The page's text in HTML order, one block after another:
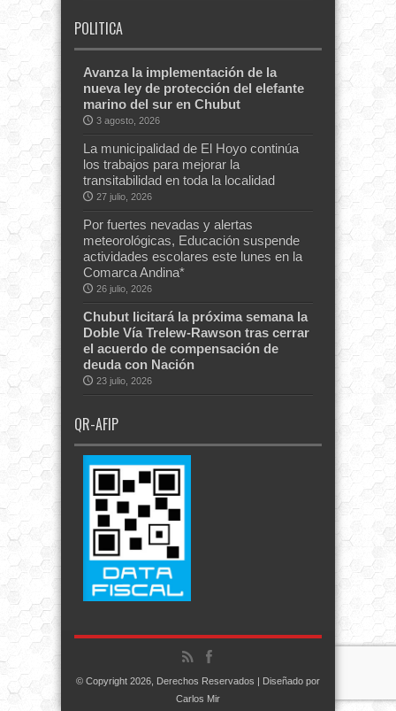
POLITICA
Avanza la implementación de la
nueva ley de protección del elefante
marino del sur en Chubut
3 agosto, 2026
La municipalidad de El Hoyo continúa
los trabajos para mejorar la
transitabilidad en toda la localidad
27 julio, 2026
Por fuertes nevadas y alertas
meteorológicas, Educación suspende
actividades escolares este lunes en la
Comarca Andina*
26 julio, 2026
Chubut licitará la próxima semana la
Doble Vía Trelew-Rawson tras cerrar
el acuerdo de compensación de
deuda con Nación
23 julio, 2026
QR-AFIP
© Copyright 2026, Derechos Reservados | Diseñado por
Carlos Mir